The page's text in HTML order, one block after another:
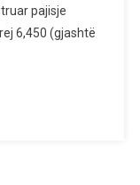
Persona
Për
pajisje
6,450 (gjashtë